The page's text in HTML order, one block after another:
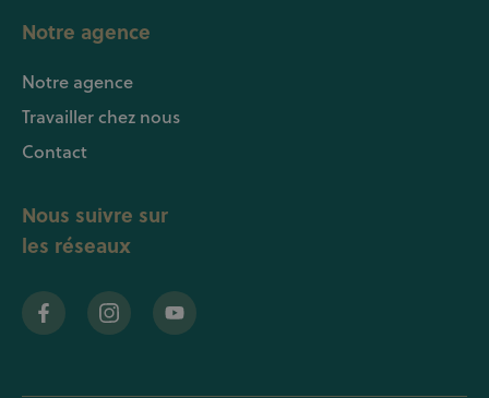
Notre agence
Notre agence
Travailler chez nous
Contact
Nous suivre sur
les réseaux